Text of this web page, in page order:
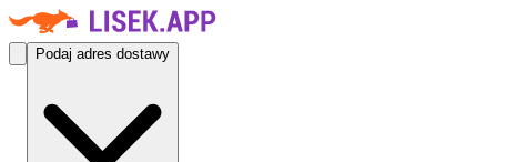
Podaj adres dostawy